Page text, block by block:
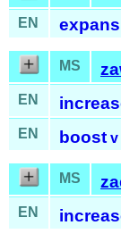
EN
MS
EN
EN
boost v
MS
EN